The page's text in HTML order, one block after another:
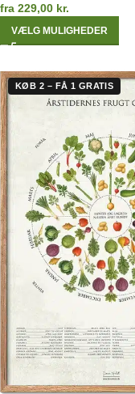
fra 229,00 kr.
VÆLG MULIGHEDER
KØB 2 – FÅ 1 GRATIS